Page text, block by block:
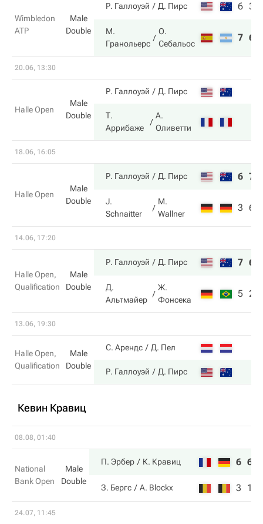
Wimbledon
ATP
Male
Double
Р. Галлоуэй Д. Пирс 6 3
М.
Гранольерс
О.
Себальос
7 6
20.06, 13:30
Halle Open
Male
Double
Р. Галлоуэй Д. Пирс
Т.
Аррибаже
А.
Оливетти
18.06, 16:05
Halle Open
Male
Double
Р. Галлоуэй Д. Пирс 6 7
J.
Schnaitter
M.
Wallner
3 6
14.06, 17:20
Halle Open,
Qualification
Male
Double
Р. Галлоуэй Д. Пирс 7 6
Д.
Альтмайер
Ж.
Фонсека
5 2
13.06, 19:30
Halle Open,
Qualification
Male
Double
С. Арендс Д. Пел
Р. Галлоуэй Д. Пирс
Кевин Кравиц
08.08, 01:40
National
Bank Open
Male
Double
П. Эрбер К. Кравиц 6 6
З. Бергс A. Blockx 3 1
24.07, 11:45